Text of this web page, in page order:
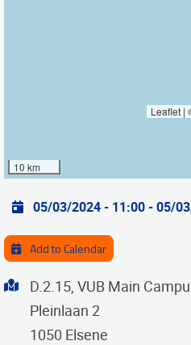
10 km
Leaflet |
Practical info
05/03/2024 - 11:00-05/
Add to Calendar
Address
D.2.15, VUB Main
Pleinlaan 2
1050 Elsene